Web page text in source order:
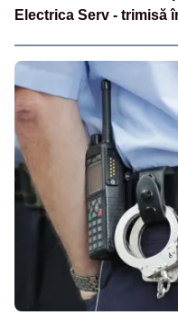
Electrica Serv - trimisă